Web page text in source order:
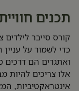
תכנים
קורס סייבר לילדים
כדי לשמור על
ואתגרים הם דרכים
אלו צריכים להיות
אינטראקטיביות,